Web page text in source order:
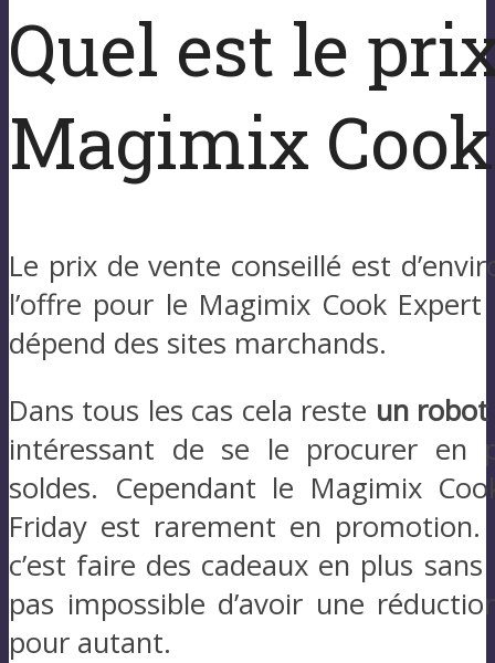
Quel est le
Magimix
Le prix de vente conseillé est
l’offre pour le Magimix Cook
dépend des sites marchands.
Dans tous les cas cela reste un
intéressant de se le procurer en
soldes. Cependant le Magimix
Friday est rarement en
c’est faire des cadeaux en plus
pas impossible d’avoir une
pour autant.